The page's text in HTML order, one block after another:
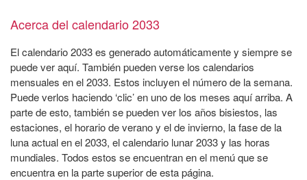
Acerca del calendario 2033
El calendario 2033 es generado automáticamente y siempre se
puede ver aquí. También pueden verse los calendarios
mensuales en el 2033. Estos incluyen el número de la semana.
Puede verlos haciendo ‘clic’ en uno de los meses aquí arriba. A
parte de esto, también se pueden ver los años bisiestos, las
estaciones, el horario de verano y el de invierno, la fase de la
luna actual en el 2033, el calendario lunar 2033 y las horas
mundiales. Todos estos se encuentran en el menú que se
encuentra en la parte superior de esta página.